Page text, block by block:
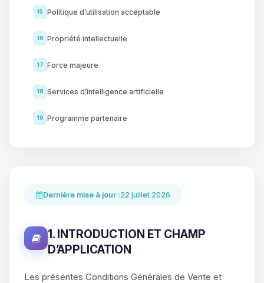
15 Politique d’utilisation acceptable
16 Propriété intellectuelle
17 Force majeure
18 Services d’intelligence artificielle
19 Programme partenaire
Dernière mise à jour :22 juillet 2026
1. INTRODUCTION ET CHAMP
D’APPLICATION
Les présentes Conditions Générales de Vente et